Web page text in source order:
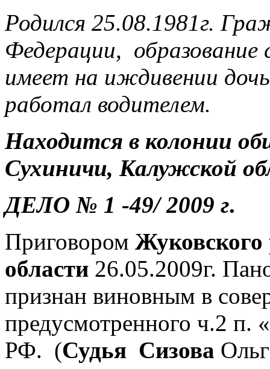
Родился 25.08.1981г.
Федерации, образование
имеет на иждивении
работал водителем.
Находится в колонии
Сухиничи, Калужской
ДЕЛО № 1 -49/ 2009 г.
Приговором Жуковского
области 26.05.2009г.
признан виновным в
предусмотренного ч.2 п.
РФ. (Судья Сизова